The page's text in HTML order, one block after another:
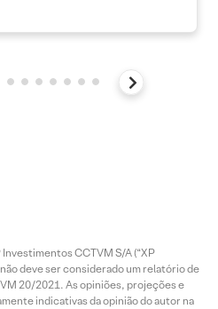
CCTVM S/A (“XP
deve ser considerado um relatório de
20/2021. As opiniões, projeções e
indicativas da opinião do autor na